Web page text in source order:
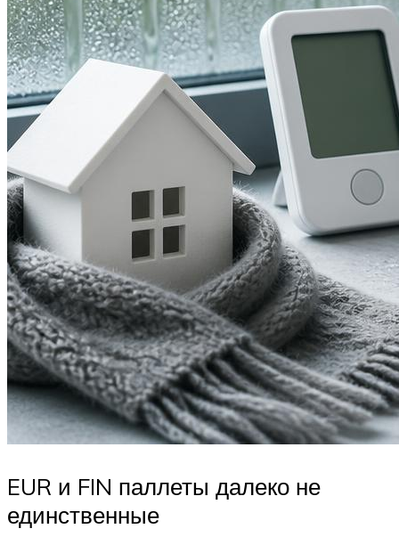
EUR и FIN паллеты далеко не
единственные